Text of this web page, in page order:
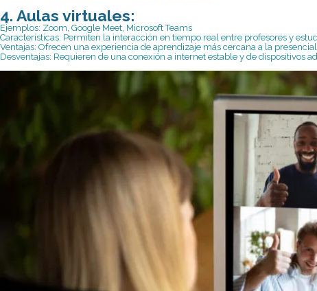
4. Aulas virtuales:
Ejemplos: Zoom, Google Meet, Microsoft Teams
Características: Permiten la interacción en tiempo real entre profesores y
Ventajas: Ofrecen una experiencia de aprendizaje más cercana a la
Desventajas: Requieren de una conexión a internet estable y de dispositivos